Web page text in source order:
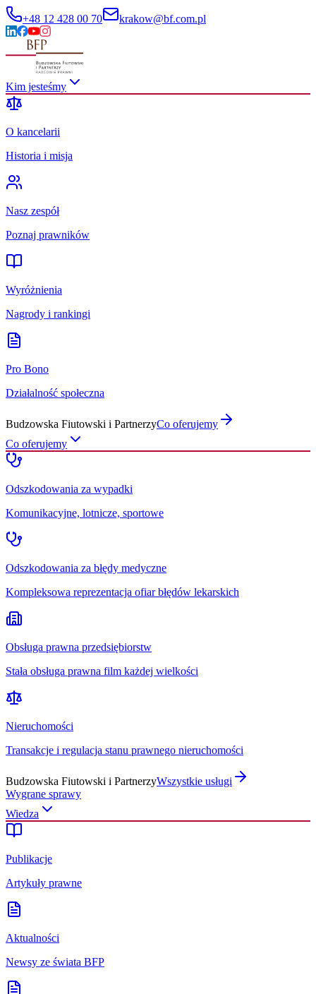
+48 12 428 00 70 krakow@bf.com.pl
Kim jesteśmy
O kancelarii
Historia i misja
Nasz zespół
Poznaj prawników
Wyróżnienia
Nagrody i rankingi
Pro Bono
Działalność społeczna
Budzowska Fiutowski i PartnerzyCo oferujemy
Co oferujemy
Odszkodowania za wypadki
Komunikacyjne, lotnicze, sportowe
Odszkodowania za błędy medyczne
Kompleksowa reprezentacja ofiar błędów lekarskich
Obsługa prawna przedsiębiorstw
Stała obsługa prawna film każdej wielkości
Nieruchomości
Transakcje i regulacja stanu prawnego nieruchomości
Budzowska Fiutowski i PartnerzyWszystkie usługi
Wygrane sprawy
Wiedza
Publikacje
Artykuły prawne
Aktualności
Newsy ze świata BFP